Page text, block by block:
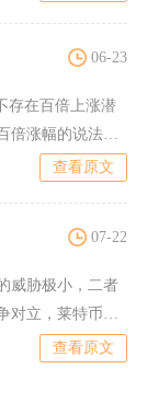
06-23
存在百倍上涨潜
倍涨幅的说法均
查看原文
07-22
威胁极小，二者
对立，莱特币始
查看原文